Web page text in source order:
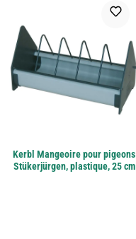
Kerbl Mangeoire pour pigeons
Stükerjürgen, plastique, 25 cm